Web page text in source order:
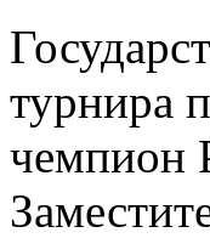
турнира
чемпион